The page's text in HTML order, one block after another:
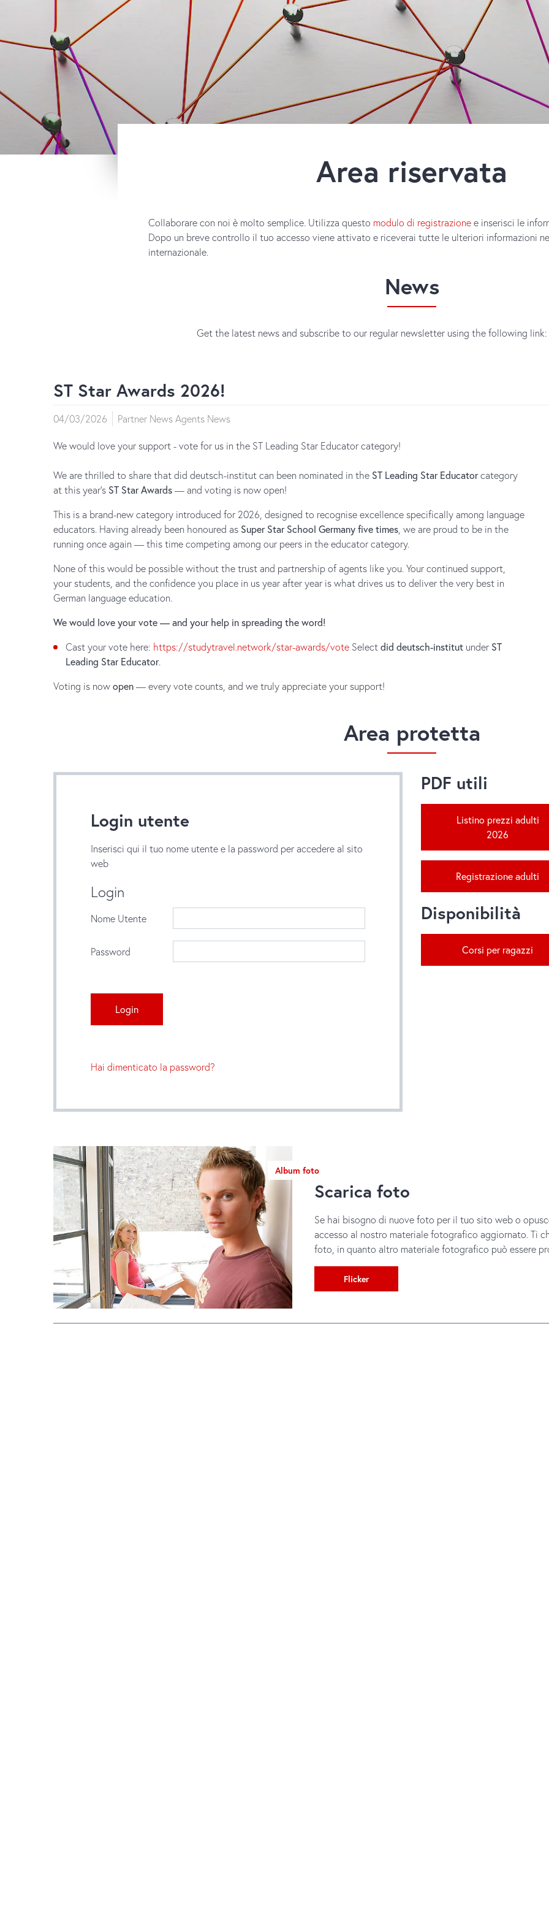
Area riservata
Collaborare con noi è molto semplice. Utilizza questo modulo di registrazionee inserisci le
Dopo un breve controllo il tuo accesso viene attivato e riceverai tutte le ulteriori informazioni
internazionale.
News
Get the latest news and subscribe to our regular newsletter using the following link:
ST Star Awards 2026!
04/03/2026 Partner News Agents News
We would love your support - vote for us in the ST Leading Star Educator category!
We are thrilled to share that did deutsch-institut can been nominated in the ST Leading Star Educatorcategory
at this year's ST Star Awards— and voting is now open!
This is a brand-new category introduced for 2026, designed to recognise excellence specifically among language
educators. Having already been honoured as Super Star School Germany five times , we are proud to be in the
running once again — this time competing among our peers in the educator category.
None of this would be possible without the trust and partnership of agents like you. Your continued support,
your students, and the confidence you place in us year after year is what drives us to deliver the very best in
German language education.
We would love your vote — and your help in spreading the word!
Cast your vote here: https://studytravel.network/star-awards/vote Selectdid deutsch-institut under ST
Leading Star Educator.
Voting is nowopen— every vote counts, and we truly appreciate your support!
Area protetta
Login utente
Inserisci qui il tuo nome utente e la password per accedere al sito
web
Login
Nome Utente
Password
Hai dimenticato la password?
PDF utili
Listino prezzi adulti
2026
Registrazione adulti
Disponibilità
Corsi per ragazzi
Album foto
Scarica foto
Se hai bisogno di nuove foto per il tuo sito web o
accesso al nostro materiale fotografico aggiornato. Ti
foto, in quanto altro materiale fotografico può essere
Flicker